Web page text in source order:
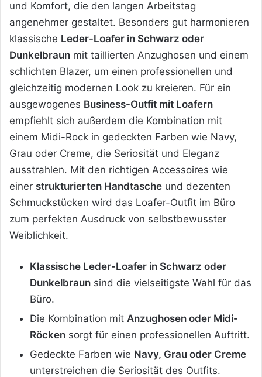
und Komfort, die den langen Arbeitstag
angenehmer gestaltet. Besonders gut harmonieren
klassische Leder-Loafer in Schwarz oder
Dunkelbraun mit taillierten Anzughosen und einem
schlichten Blazer, um einen professionellen und
gleichzeitig modernen Look zu kreieren. Für ein
ausgewogenes Business-Outfit mit Loafern
empfiehlt sich außerdem die Kombination mit
einem Midi-Rock in gedeckten Farben wie Navy,
Grau oder Creme, die Seriosität und Eleganz
ausstrahlen. Mit den richtigen Accessoires wie
einer strukturierten Handtasche und dezenten
Schmuckstücken wird das Loafer-Outfit im Büro
zum perfekten Ausdruck von selbstbewusster
Weiblichkeit.
Klassische Leder-Loafer in Schwarz oder
Dunkelbraun sind die vielseitigste Wahl für das
Büro.
Die Kombination mit Anzughosen oder Midi-
Röcken sorgt für einen professionellen Auftritt.
Gedeckte Farben wie Navy, Grau oder Creme
unterstreichen die Seriosität des Outfits.